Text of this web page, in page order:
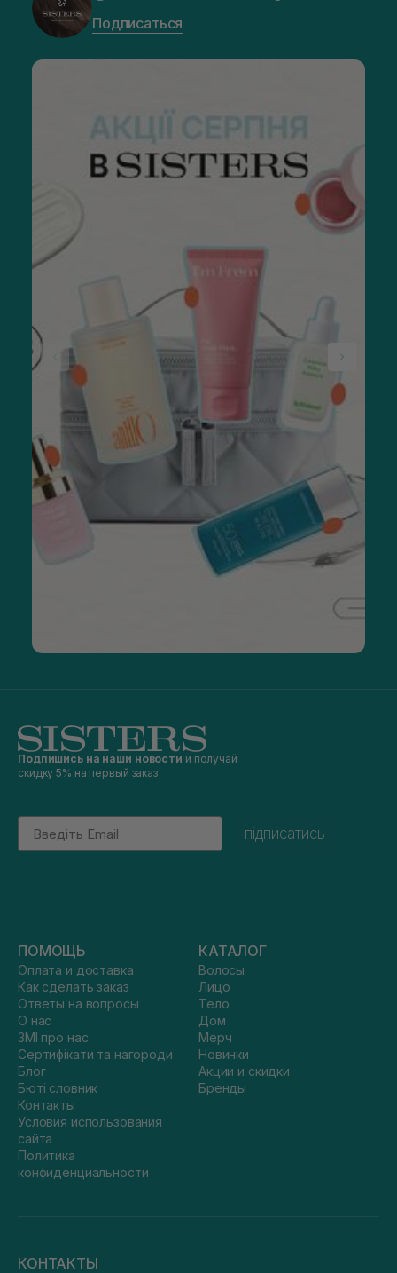
Подписаться
Подпишись на наши новости и получай
скидку 5% на первый заказ
Email
підписатись
ПОМОЩЬ
Оплата и доставка
Как сделать заказ
Ответы на вопросы
О нас
ЗМІ про нас
Сертифікати та нагороди
Блог
Бюті словник
Контакты
Условия использования
сайта
Политика
конфиденциальности
КАТАЛОГ
Волосы
Лицо
Тело
Дом
Мерч
Новинки
Акции и скидки
Бренды
КОНТАКТЫ